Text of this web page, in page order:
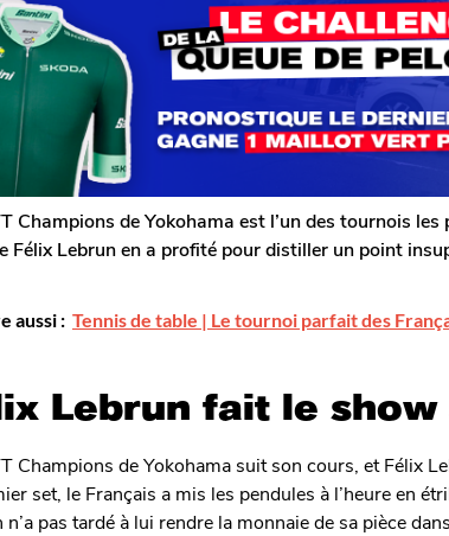
o
i
s
a
Champions de Yokohama est l’un des tournois
Félix Lebrun en a profité pour distiller un point
aussi : Tennis de table | Le tournoi parfait des
Lebrun fait le show
Champions de Yokohama suit son cours, et Félix
set, le Français a mis les pendules à l’heure en
n’a pas tardé à lui rendre la monnaie de sa pièce